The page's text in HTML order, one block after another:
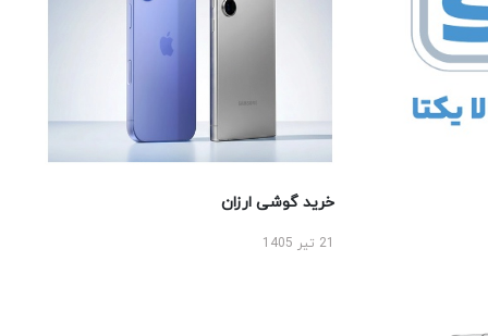
خرید گوشی ارزان